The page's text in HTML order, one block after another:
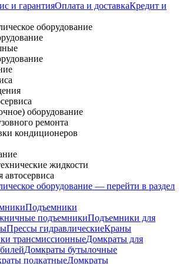
и гарантияОплата и доставкаКредит и
оборудование
оборудование
ремонта
кондиционеров
жидкости
оборудование — перейти в раздел
Подъемники
подъемникиПодъемники для
Прессы гидравлическиеКраны
трансмиссионныеДомкраты для
Домкраты бутылочные
подкатныеДомкраты